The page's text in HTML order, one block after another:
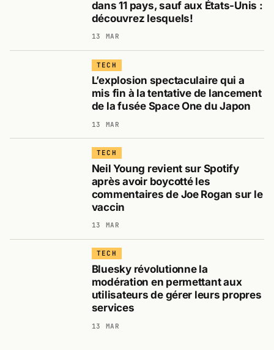
dans 11 pays, sauf aux États-Unis :
découvrez lesquels!
13 MAR
TECH
L’explosion spectaculaire qui a
mis fin à la tentative de lancement
de la fusée Space One du Japon
13 MAR
TECH
Neil Young revient sur Spotify
après avoir boycotté les
commentaires de Joe Rogan sur le
vaccin
13 MAR
TECH
Bluesky révolutionne la
modération en permettant aux
utilisateurs de gérer leurs propres
services
13 MAR